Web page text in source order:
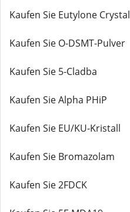
Kaufen Sie Eutylone Crystal
Kaufen Sie O-DSMT-Pulver
Kaufen Sie 5-Cladba
Kaufen Sie Alpha PHiP
Kaufen Sie EU/KU-Kristall
Kaufen Sie Bromazolam
Kaufen Sie 2FDCK